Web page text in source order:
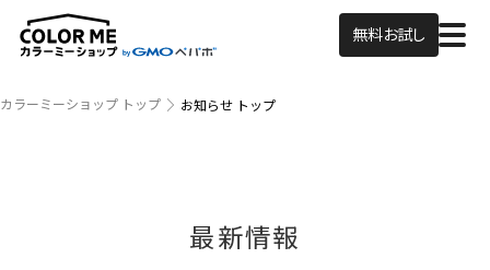
無料お試し
カラーミーショップ トップ お知らせ トップ
最新情報